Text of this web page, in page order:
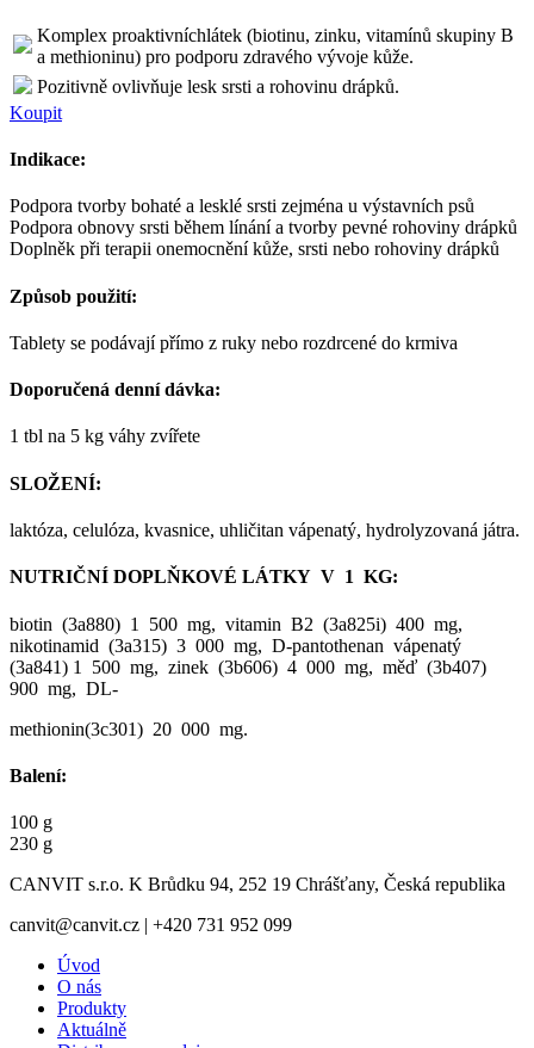
Komplex proaktivníchlátek (biotinu, zinku, vitamínů skupiny B
a methioninu) pro podporu zdravého vývoje kůže.
Pozitivně ovlivňuje lesk srsti a rohovinu drápků.
Koupit
Indikace:
Podpora tvorby bohaté a lesklé srsti zejména u výstavních psů
Podpora obnovy srsti během línání a tvorby pevné rohoviny drápků
Doplněk při terapii onemocnění kůže, srsti nebo rohoviny drápků
Způsob použití:
Tablety se podávají přímo z ruky nebo rozdrcené do krmiva
Doporučená denní dávka:
1 tbl na 5 kg váhy zvířete
SLOŽENÍ:
laktóza, celulóza, kvasnice, uhličitan vápenatý, hydrolyzovaná játra.
NUTRIČNÍ DOPLŇKOVÉ LÁTKY V 1 KG:
biotin (3a880) 1 500 mg, vitamin B2 (3a825i) 400 mg,
nikotinamid (3a315) 3 000 mg, D-pantothenan vápenatý
(3a841) 1 500 mg, zinek (3b606) 4 000 mg, měď (3b407)
900 mg, DL-
methionin(3c301) 20 000 mg.
Balení:
100 g
230 g
CANVIT s.r.o. K Brůdku 94, 252 19 Chrášťany, Česká republika
canvit@canvit.cz | +420 731 952 099
Úvod
O nás
Produkty
Aktuálně